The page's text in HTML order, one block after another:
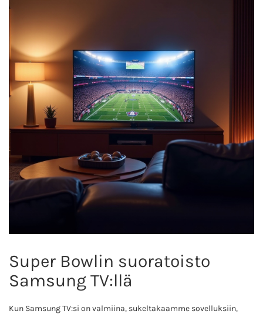
Super Bowlin suoratoisto
Samsung TV:llä
Kun Samsung TV:si on valmiina, sukeltakaamme sovelluksiin,